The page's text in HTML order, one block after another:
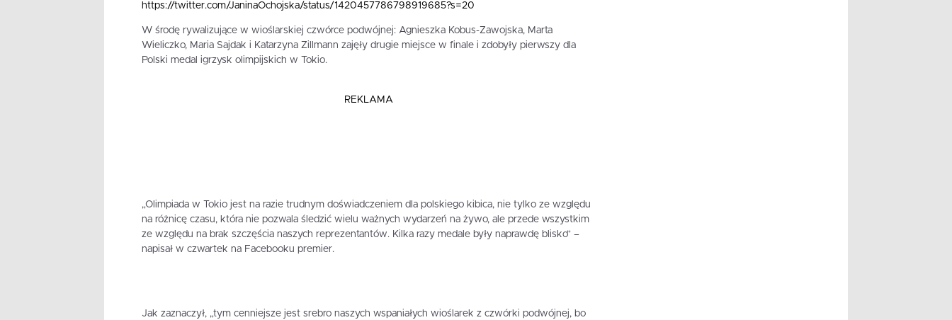
https://twitter.com/JaninaOchojska/status/1420457786798919685?s=20
W środę rywalizujące w wioślarskiej czwórce podwójnej: Agnieszka Kobus-Zawojska, Marta
Wieliczko, Maria Sajdak i Katarzyna Zillmann zajęły drugie miejsce w finale i zdobyły pierwszy dla
Polski medal igrzysk olimpijskich w Tokio.
REKLAMA
„Olimpiada w Tokio jest na razie trudnym doświadczeniem dla polskiego kibica, nie tylko ze względu
na różnicę czasu, która nie pozwala śledzić wielu ważnych wydarzeń na żywo, ale przede wszystkim
ze względu na brak szczęścia naszych reprezentantów. Kilka razy medale były naprawdę blisko” –
napisał w czwartek na Facebooku premier.
Jak zaznaczył, „tym cenniejsze jest srebro naszych wspaniałych wioślarek z czwórki podwójnej, bo